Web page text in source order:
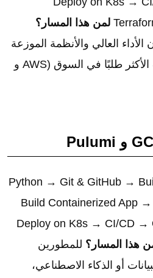
لمن هذا المسار؟
العالي والأنظمة الموزعة
ويريدون استخدام الأدوات الأكثر طلبًا في السوق (AWS و
Python → Git & GitHub →
Build Containerized App
Deploy on K8s → CI/CD →
هذا المسار؟ للمطورين
أو الذكاء الاصطناعي،